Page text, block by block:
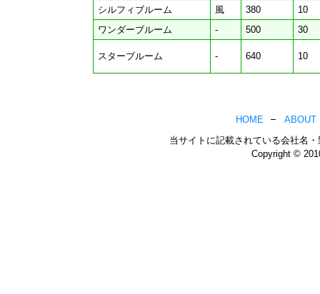
シルフィブルーム
風 380
10
ワンダーブルーム
- 500 30
スターブルーム - 640 10
HOME
ABOUT
当サイトに記載されている会社名
Copyright ©